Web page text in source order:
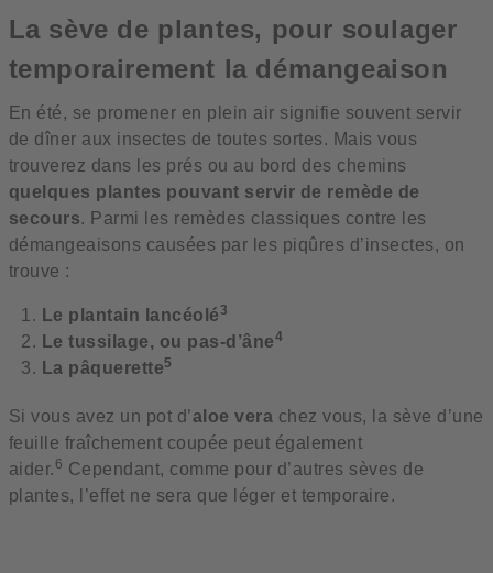
La sève de plantes, pour soulager
temporairement la démangeaison
En été, se promener en plein air signifie souvent servir
de dîner aux insectes de toutes sortes. Mais vous
trouverez dans les prés ou au bord des chemins
quelques plantes pouvant servir de remède de
secours. Parmi les remèdes classiques contre les
démangeaisons causées par les piqûres d’insectes, on
trouve :
Le plantain lancéolé3
Le tussilage, ou pas-d’âne4
La pâquerette5
Si vous avez un pot d’aloe vera chez vous, la sève d’une
feuille fraîchement coupée peut également
aider. 6 Cependant, comme pour d’autres sèves de
plantes, l’effet ne sera que léger et temporaire.